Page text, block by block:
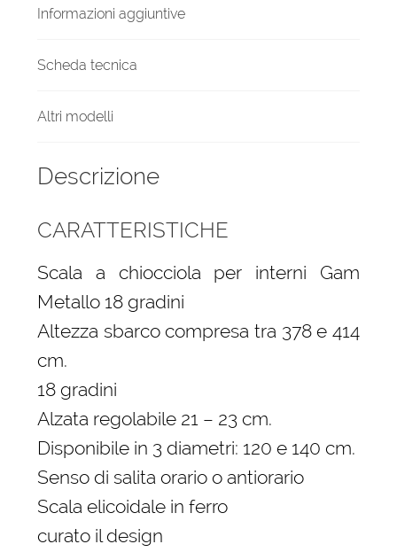
quantità
Informazioni aggiuntive
Scheda tecnica
Altri modelli
Descrizione
CARATTERISTICHE
Scala a chiocciola per interni Gam
Metallo 18 gradini
Altezza sbarco compresa tra 378 e 414
cm.
18 gradini
Alzata regolabile 21 – 23 cm.
Disponibile in 3 diametri: 120 e 140 cm.
Senso di salita orario o antiorario
Scala elicoidale in ferro
curato il design